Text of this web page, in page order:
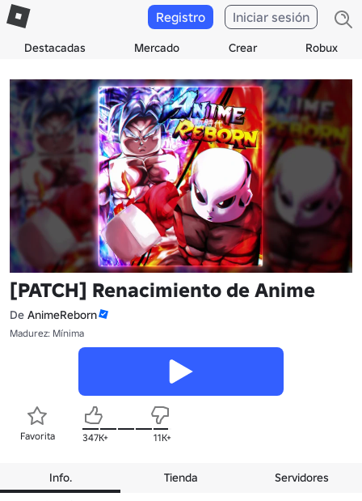
Destacadas Mercado Crear Robux
Registro Iniciar sesión
[PATCH] Renacimiento de Anime
De AnimeReborn
Madurez: Mínima
Favorita 347K+ 11K+
Info. Tienda Servidores